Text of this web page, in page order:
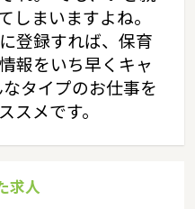
しまいますよね。
登録すれば、保育
報をいち早くキャ
タイプのお仕事を
スメです。
求人